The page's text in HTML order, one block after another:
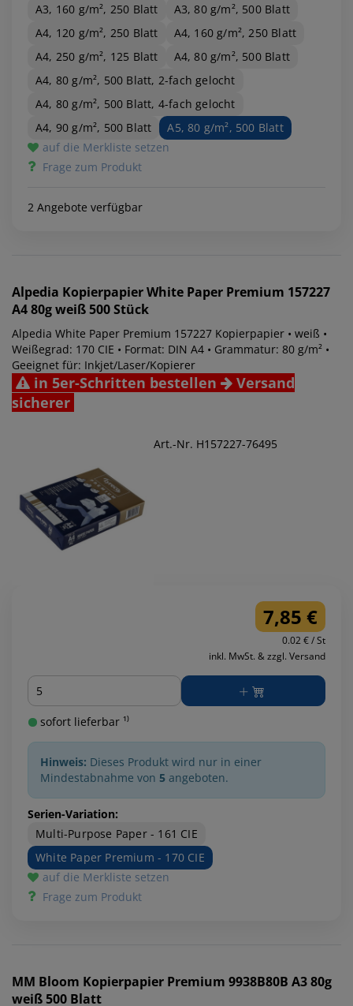
A3, 160 g/m², 250 Blatt
A3, 80 g/m², 500 Blatt
A4, 120 g/m², 250 Blatt
A4, 160 g/m², 250 Blatt
A4, 250 g/m², 125 Blatt
A4, 80 g/m², 500 Blatt
A4, 80 g/m², 500 Blatt, 2-fach gelocht
A4, 80 g/m², 500 Blatt, 4-fach gelocht
A4, 90 g/m², 500 Blatt
A5, 80 g/m², 500 Blatt
auf die Merkliste setzen
Frage zum Produkt
2 Angebote verfügbar
Alpedia Kopierpapier White Paper Premium 157227
A4 80g weiß 500 Stück
Alpedia White Paper Premium 157227 Kopierpapier • weiß •
Weißegrad: 170 CIE • Format: DIN A4 • Grammatur: 80 g/m² •
Geeignet für: Inkjet/Laser/Kopierer
in 5er-Schritten bestellen
Versand
sicherer
Art.-Nr. H157227-76495
7,85 €
0.02 € / St
inkl. MwSt. & zzgl. Versand
Menge
sofort lieferbar ¹⁾
Hinweis: Dieses Produkt wird nur in einer
Mindestabnahme von 5 angeboten.
Serien-Variation:
Multi-Purpose Paper - 161 CIE
White Paper Premium - 170 CIE
auf die Merkliste setzen
Frage zum Produkt
MM Bloom Kopierpapier Premium 9938B80B A3 80g
weiß 500 Blatt